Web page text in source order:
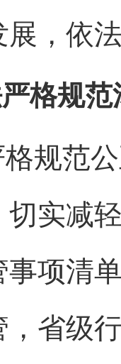
，依
格规
规范
实减
事项清
省级